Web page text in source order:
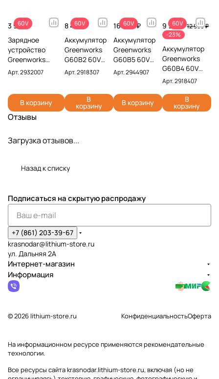
60V
3 990 ₽
Зарядное
устройство
Greenworks
G60UC 60V
2932007 (2 А)
Арт.2932007
В корзину
60V
8 490 ₽
Аккумулятор
Greenworks
G60B2 60V
2918307 (2 Ач)
Арт.2918307
В
корзину
60V
16 990 ₽
Аккумулятор
Greenworks
G60B5 60V
2944907 (5
Ач)
Арт.2944907
В корзину
60V
9 990 ₽12 990 ₽
-23%
Аккумулятор
Greenworks
G60B4 60V
2918407 (4 Ач)
Арт.2918407
В
корзину
Отзывы
Загрузка отзывов...
Назад к списку
Подписаться на скрытую распродажу
+7 (861) 203-39-67
krasnodar@lithium-store.ru
ул. Дальняя 2А
Интернет-магазин
Информация
© 2026 lithium-store.ru КонфиденциальностьОферта
На информационном ресурсе применяютсярекомендательные
технологии.
Все ресурсы сайта krasnodar.lithium-store.ru, включая (но не